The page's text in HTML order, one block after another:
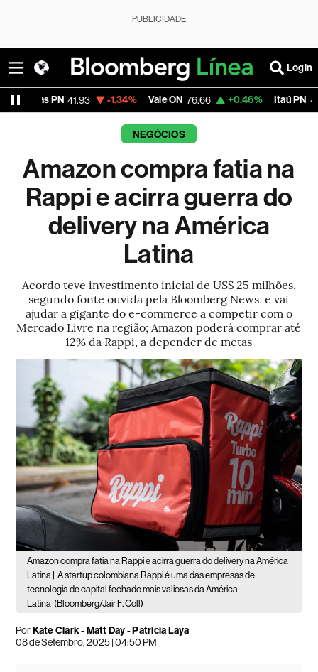
PUBLICIDADE
Login
-1.34% Vale ON 76.66 +0.46% Itaú PN 42.38
NEGÓCIOS
Amazon compra fatia na
Rappi e acirra guerra do
delivery na América
Latina
Acordo teve investimento inicial de US$ 25 milhões,
segundo fonte ouvida pela Bloomberg News, e vai
ajudar a gigante do e-commerce a competir com o
Mercado Livre na região; Amazon poderá comprar até
12% da Rappi, a depender de metas
Amazon compra fatia na Rappi e acirra guerra do delivery na América
Latina |
A startup colombiana Rappi é uma das empresas de
tecnologia de capital fechado mais valiosas da América
Latina (Bloomberg/Jair F. Coll)
PorKate Clark - Matt Day - Patricia Laya
08 de Setembro, 2025 | 04:50 PM